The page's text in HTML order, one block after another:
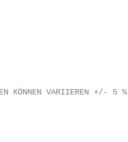
VARIIEREN +/- 5 %